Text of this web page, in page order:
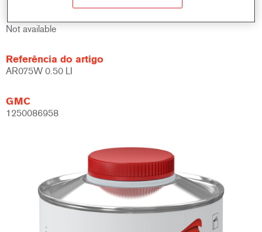
Not available
Referência do artigo
AR075W 0.50 LI
GMC
1250086958